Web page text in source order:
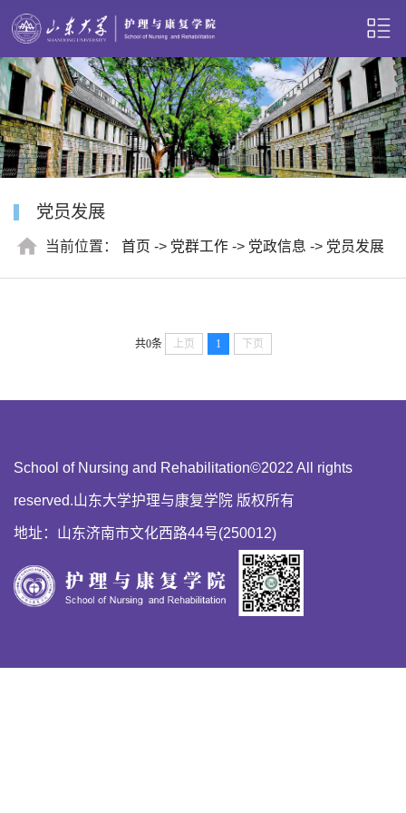
党员发展
当前位置： 首页 -> 党群工作 -> 党政信息 -> 党员发展
共0条 上页 1 下页
School of Nursing and Rehabilitation©2022 All rights
reserved.山东大学护理与康复学院 版权所有
地址：山东济南市文化西路44号(250012)